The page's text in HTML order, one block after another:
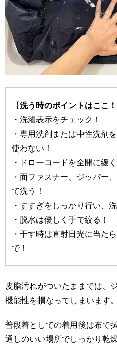
【洗う時のポイントはここ！
・洗濯表示をチェック！
・専用洗剤または中性洗剤
使わない！
・ドローコードを全開に緩
・面ファスナー、ジッパー
て洗う！
・すすぎをしっかり行い、
・脱水は優しく手で絞る！
・干す時は直射日光に当た
で！
皮脂汚れがついたままでは、
機能性を損なってしまいます。
普段着としての着用後は布で
通しのいい場所でしっかり乾